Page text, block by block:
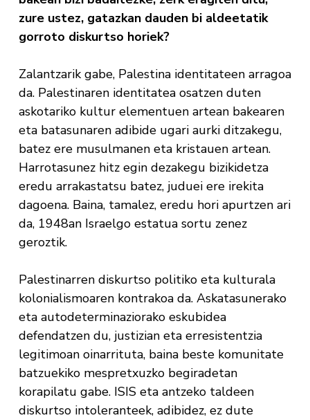
zure ustez, gatazkan dauden bi aldeetatik
gorroto diskurtso horiek?
Zalantzarik gabe, Palestina identitateen arragoa
da. Palestinaren identitatea osatzen duten
askotariko kultur elementuen artean bakearen
eta batasunaren adibide ugari aurki ditzakegu,
batez ere musulmanen eta kristauen artean.
Harrotasunez hitz egin dezakegu bizikidetza
eredu arrakastatsu batez, juduei ere irekita
dagoena. Baina, tamalez, eredu hori apurtzen ari
da, 1948an Israelgo estatua sortu zenez
geroztik.
Palestinarren diskurtso politiko eta kulturala
kolonialismoaren kontrakoa da. Askatasunerako
eta autodeterminaziorako eskubidea
defendatzen du, justizian eta erresistentzia
legitimoan oinarrituta, baina beste komunitate
batzuekiko mespretxuzko begiradetan
korapilatu gabe. ISIS eta antzeko taldeen
diskurtso intoleranteek, adibidez, ez dute